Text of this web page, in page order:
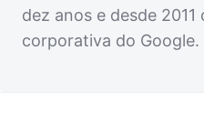
dez anos e desde
corporativa do Google.